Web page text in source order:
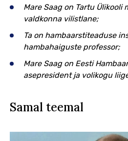
Mare Saag on Tartu Ülikooli
valdkonna vilistlane;
Ta on hambaarstiteaduse
hambahaiguste professor;
Mare Saag on Eesti
asepresident ja volikogu
Samal teemal